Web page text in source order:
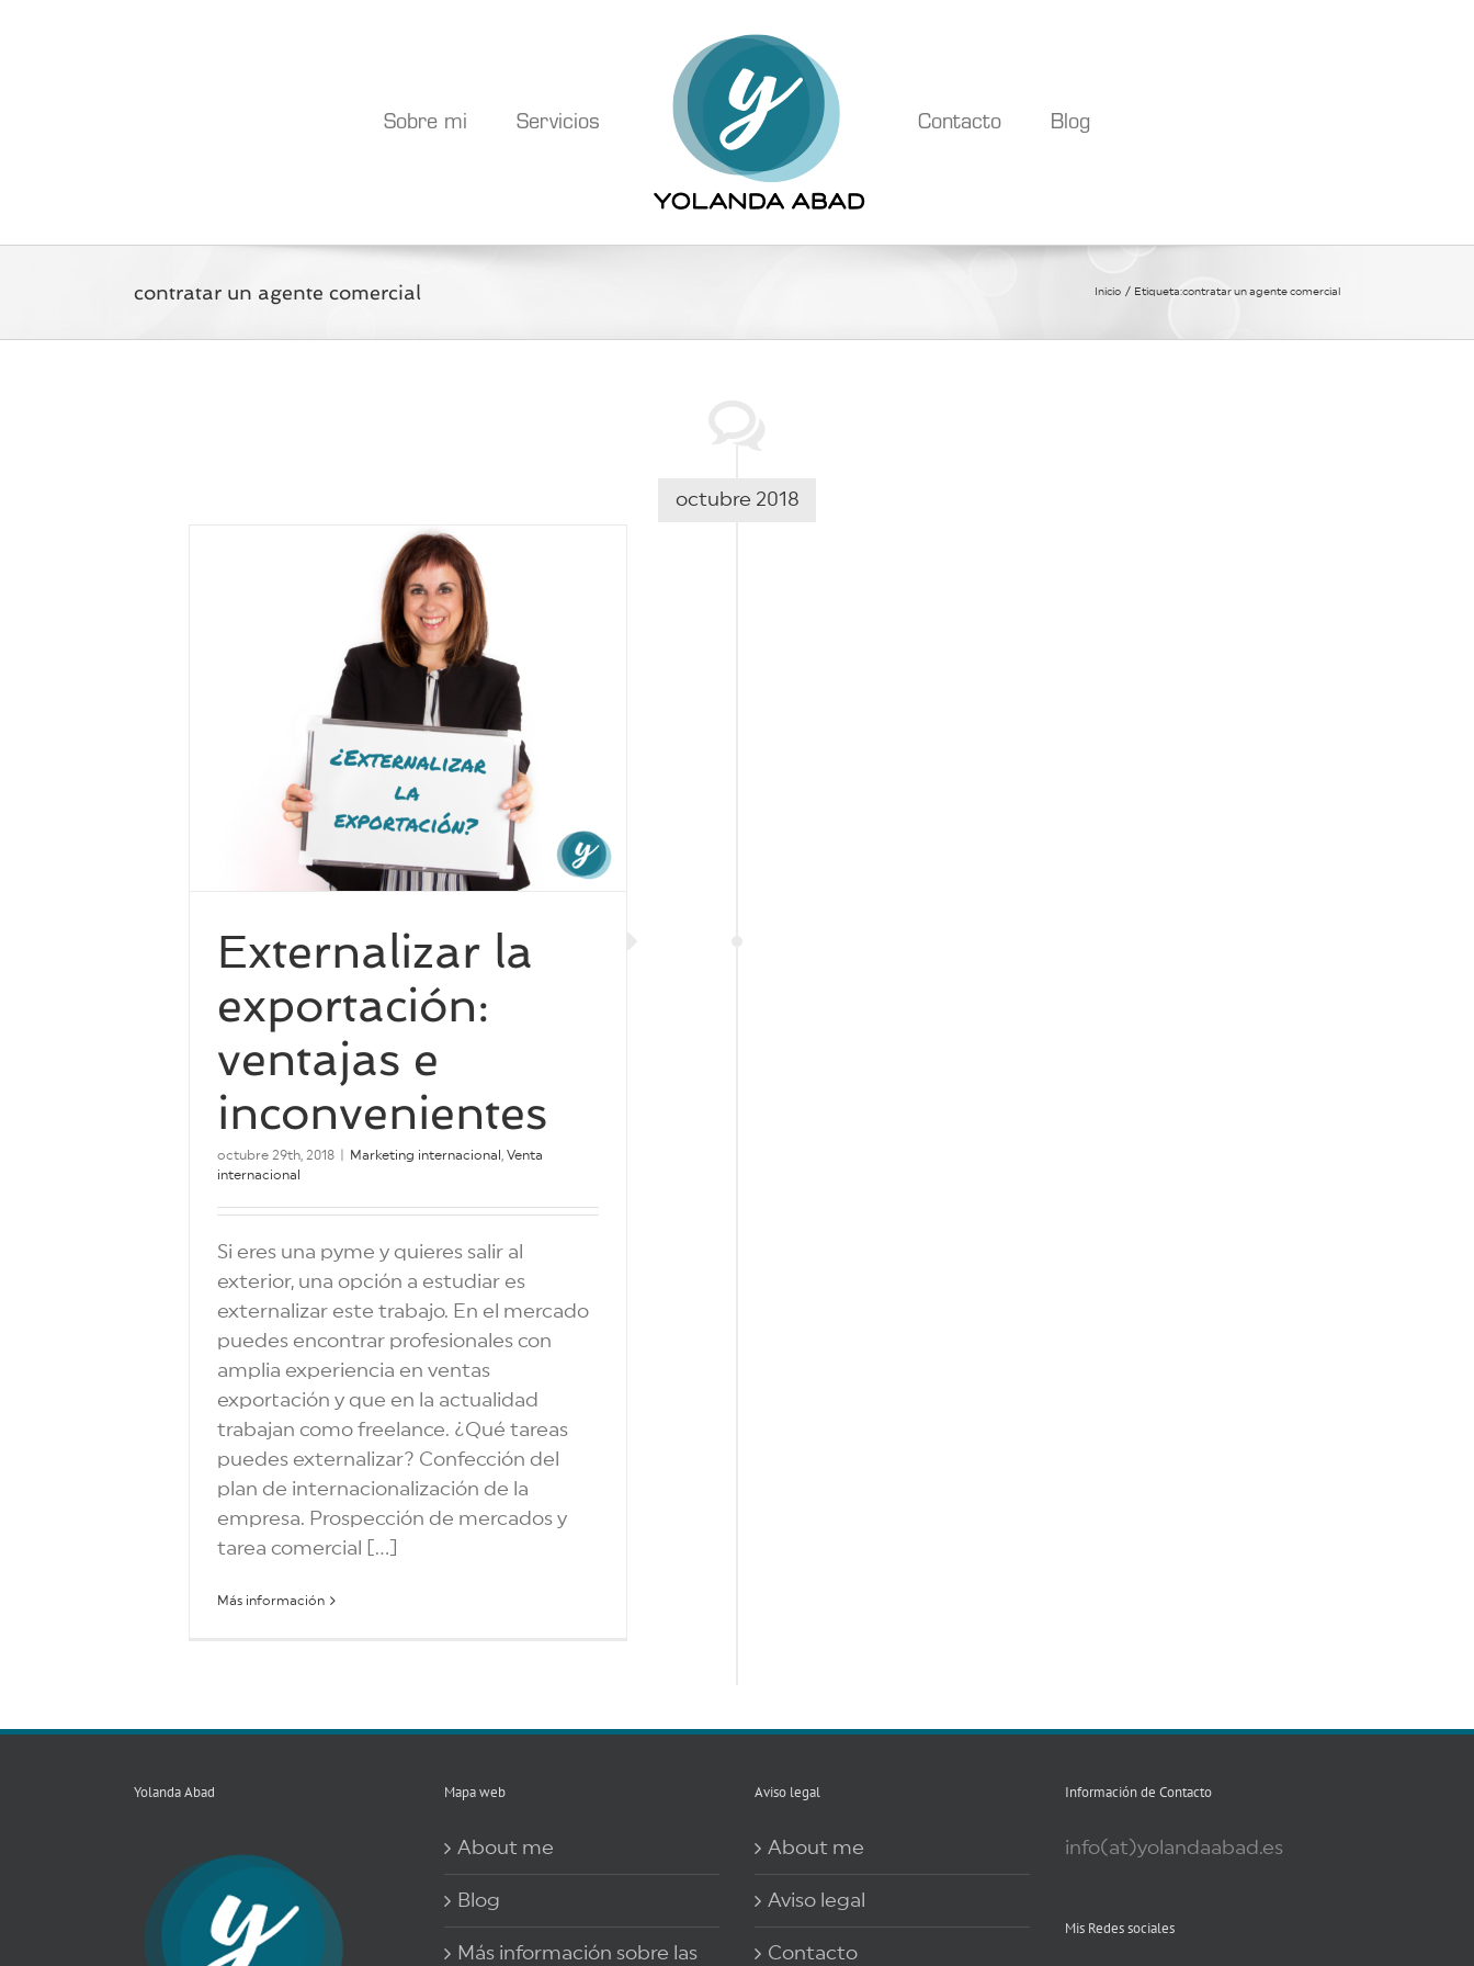
Sobre mi Servicios Contacto Blog
contratar un agente comercial Inicio Etiqueta:contratar un agente comercial
octubre 2018
Externalizar la
exportación:
ventajas e
inconvenientes
octubre 29th, 2018 Marketing internacional
Venta
internacional
Si eres una pyme y quieres salir al
exterior, una opción a estudiar es
externalizar este trabajo. En el mercado
puedes encontrar profesionales con
amplia experiencia en ventas
exportación y que en la actualidad
trabajan como freelance. ¿Qué tareas
puedes externalizar? Confección del
plan de internacionalización de la
empresa. Prospección de mercados y
tarea comercial [...]
Más información
Yolanda Abad Mapa web
About me
Blog
Más información sobre las
Aviso legal
About me
Aviso legal
Contacto
Información de Contacto
info(at)yolandaabad.es
Mis Redes sociales